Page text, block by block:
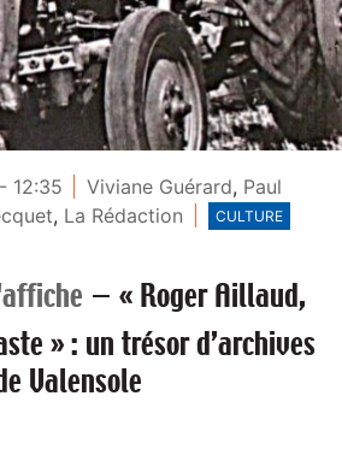
12:35 Viviane Guérard, Paul
, La Rédaction CULTURE
— « Roger Aillaud,
» : un trésor d’archives
Valensole